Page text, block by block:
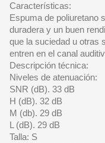
Características:
Espuma de poliuretano
duradera y un buen
que la suciedad u otras
entren en el canal
Descripción técnica:
Niveles de atenuación:
SNR (dB). 33 dB
H (dB). 32 dB
M (db). 29 dB
L (dB). 29 dB
Talla: S